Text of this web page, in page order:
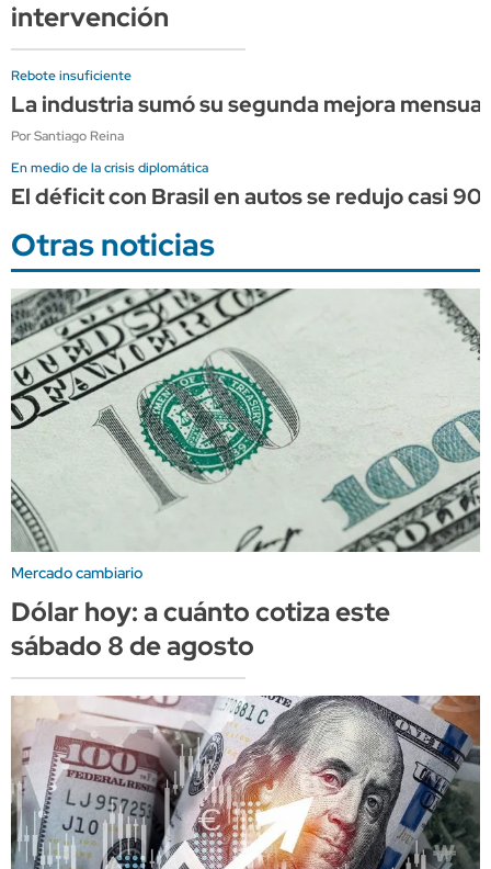
intervención
Rebote insuficiente
La industria sumó su segunda mejora
Por Santiago Reina
En medio de la crisis diplomática
El déficit con Brasil en autos se redujo casi
Otras noticias
Mercado cambiario
Dólar hoy: a cuánto cotiza este
sábado 8 de agosto